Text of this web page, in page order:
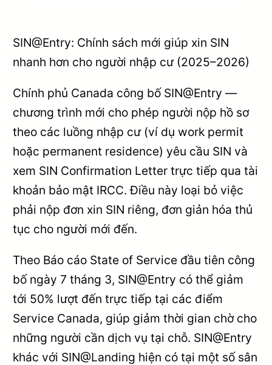
SIN@Entry: Chính sách mới giúp xin SIN
nhanh hơn cho người nhập cư (2025–2026)
Chính phủ Canada công bố SIN@Entry —
chương trình mới cho phép người nộp hồ sơ
theo các luồng nhập cư (ví dụ work permit
hoặc permanent residence) yêu cầu SIN và
xem SIN Confirmation Letter trực tiếp qua tài
khoản bảo mật IRCC. Điều này loại bỏ việc
phải nộp đơn xin SIN riêng, đơn giản hóa thủ
tục cho người mới đến.
Theo Báo cáo State of Service đầu tiên công
bố ngày 7 tháng 3, SIN@Entry có thể giảm
tới 50% lượt đến trực tiếp tại các điểm
Service Canada, giúp giảm thời gian chờ cho
những người cần dịch vụ tại chỗ. SIN@Entry
khác với SIN@Landing hiện có tại một số sân